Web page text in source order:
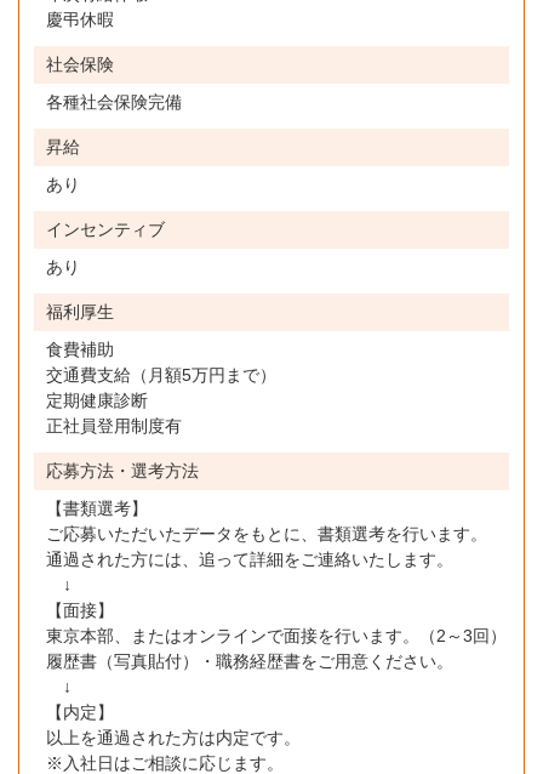
慶弔休暇
社会保険
各種社会保険完備
昇給
あり
インセンティブ
あり
福利厚生
食費補助
交通費支給（月額5万円まで）
定期健康診断
正社員登用制度有
応募方法・選考方法
【書類選考】
ご応募いただいたデータをもとに、書類選考を行います。
通過された方には、追って詳細をご連絡いたします。
↓
【面接】
東京本部、またはオンラインで面接を行います。（2～3回）
履歴書（写真貼付）・職務経歴書をご用意ください。
↓
【内定】
以上を通過された方は内定です。
※入社日はご相談に応じます。